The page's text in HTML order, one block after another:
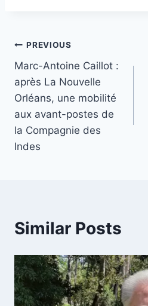
Post
navigation
PREVIOUS
Marc-Antoine Caillot :
après La Nouvelle
Orléans, une mobilité
aux avant-postes de
la Compagnie des
Indes
Similar Posts